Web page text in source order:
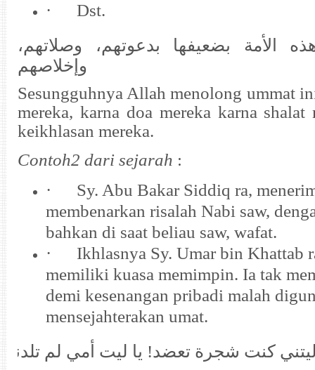
·
Dst.
الأمة بضعيفها بدعوتهم، وصلاتهم،
وإخلاصهم
Sesungguhnya Allah menolong ummat
mereka, karna doa mereka karna shalat
keikhlasan mereka.
Contoh2 dari sejarah :
·
Sy. Abu Bakar Siddiq ra,
membenarkan risalah Nabi saw,
bahkan di saat beliau saw, wafat.
·
Ikhlasnya Sy. Umar bin Khattab
memiliki kuasa memimpin. Ia tak
demi kesenangan pribadi malah
mensejahterakan umat.
ليتني كنت شجرة تعضد! يا ليت أمي لم تلدني